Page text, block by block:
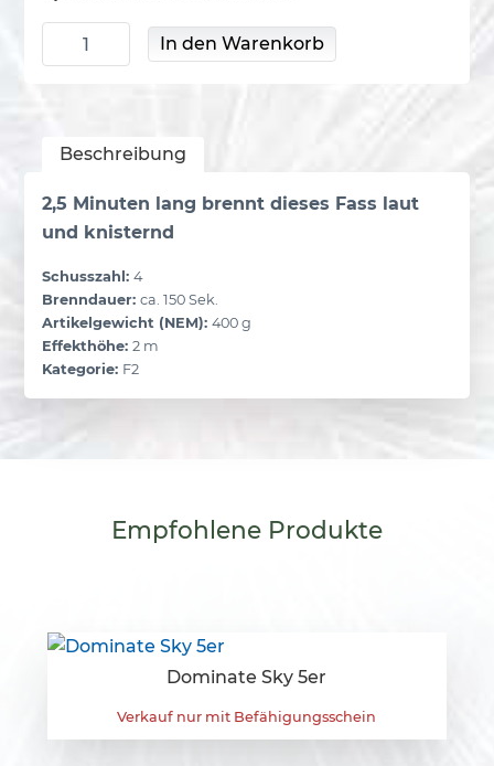
Zena Knetterton XL Menge
In den Warenkorb
Beschreibung
2,5 Minuten lang brennt dieses Fass laut
und knisternd
Schusszahl:4
Brenndauer:ca. 150 Sek.
Artikelgewicht (NEM):400 g
Effekthöhe:2 m
Kategorie: F2
Empfohlene Produkte
Dominate Sky 5er
Verkauf nur mit Befähigungsschein